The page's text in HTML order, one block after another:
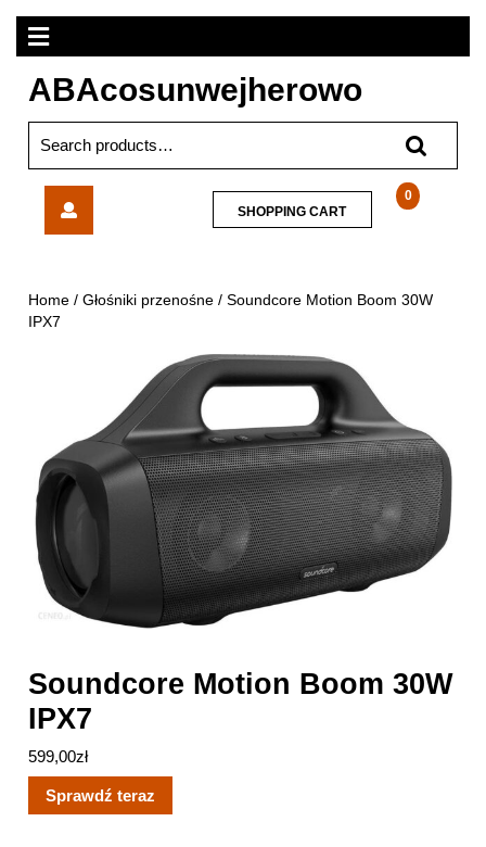
Skip
content
Open
Menu
ABAcosunwejherowo
for:
IPX7
0
SHOPPING CARTSHOPPING
CART
Home /Głośniki przenośne / Soundcore Motion Boom 30W
IPX7
Soundcore Motion Boom 30W
IPX7
599,00zł
Sprawdź teraz